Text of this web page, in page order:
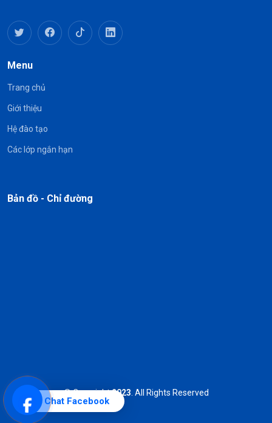
Menu
Trang chủ
Giới thiệu
Hệ đào tạo
Các lớp ngắn hạn
Bản đồ - Chỉ đường
© Copyright2023. All Rights Reserved
Chat Facebook